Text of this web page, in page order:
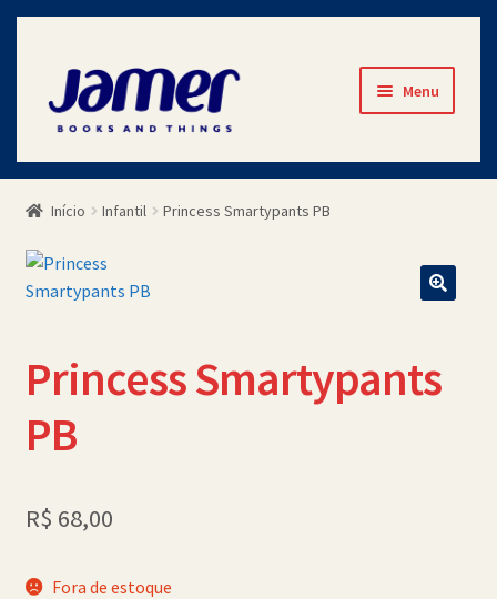
Pular
para
navegação
Pular
para
conteúdo
Menu
Início
Avaliações
Contato
Minha Conta
Política de Cookies (BR)
Início Infantil Princess Smartypants PB
Princess Smartypants
PB
R$ 68,00
Fora de estoque